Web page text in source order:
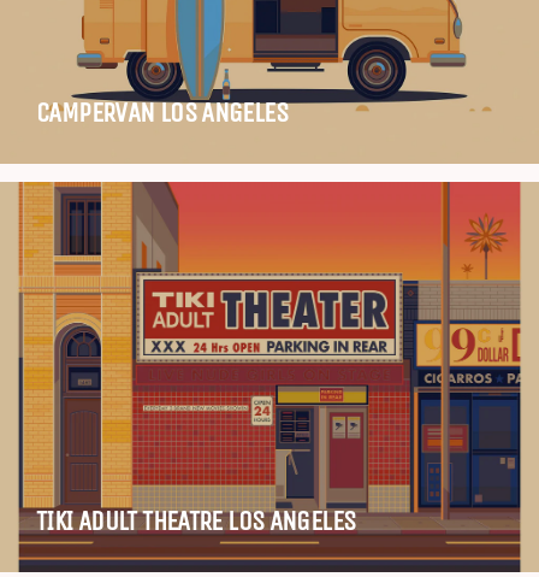
CAMPERVAN LOS ANGELES
TIKI ADULT THEATRE LOS ANGELES